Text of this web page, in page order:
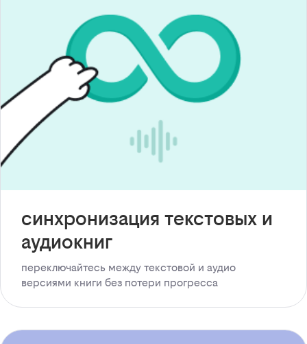
синхронизация текстовых и
аудиокниг
переключайтесь между текстовой и аудио
версиями книги без потери прогресса